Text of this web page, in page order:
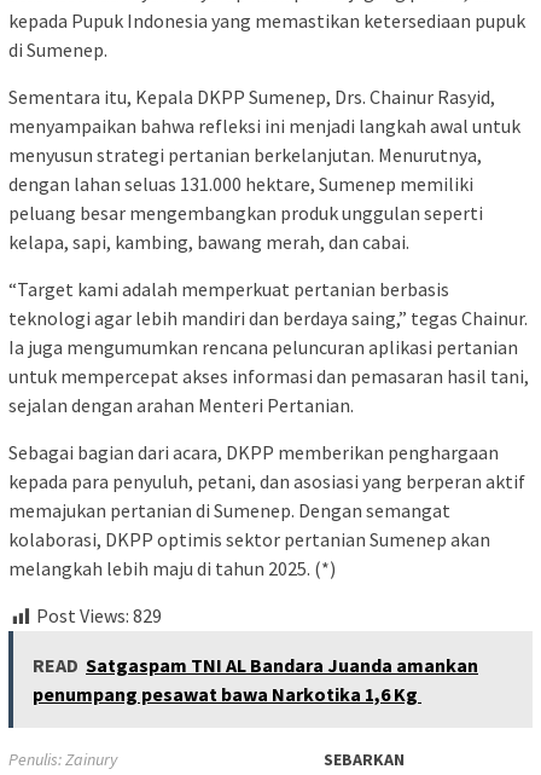
kepada Pupuk Indonesia yang memastikan ketersediaan pupuk
di Sumenep.
Sementara itu, Kepala DKPP Sumenep, Drs. Chainur Rasyid,
menyampaikan bahwa refleksi ini menjadi langkah awal untuk
menyusun strategi pertanian berkelanjutan. Menurutnya,
dengan lahan seluas 131.000 hektare, Sumenep memiliki
peluang besar mengembangkan produk unggulan seperti
kelapa, sapi, kambing, bawang merah, dan cabai.
“Target kami adalah memperkuat pertanian berbasis
teknologi agar lebih mandiri dan berdaya saing,” tegas Chainur.
Ia juga mengumumkan rencana peluncuran aplikasi pertanian
untuk mempercepat akses informasi dan pemasaran hasil tani,
sejalan dengan arahan Menteri Pertanian.
Sebagai bagian dari acara, DKPP memberikan penghargaan
kepada para penyuluh, petani, dan asosiasi yang berperan aktif
memajukan pertanian di Sumenep. Dengan semangat
kolaborasi, DKPP optimis sektor pertanian Sumenep akan
melangkah lebih maju di tahun 2025. (*)
Post Views: 829
READ Satgaspam TNI AL Bandara Juanda amankan
penumpang pesawat bawa Narkotika 1,6 Kg ‎
Penulis: Zainury
SEBARKAN